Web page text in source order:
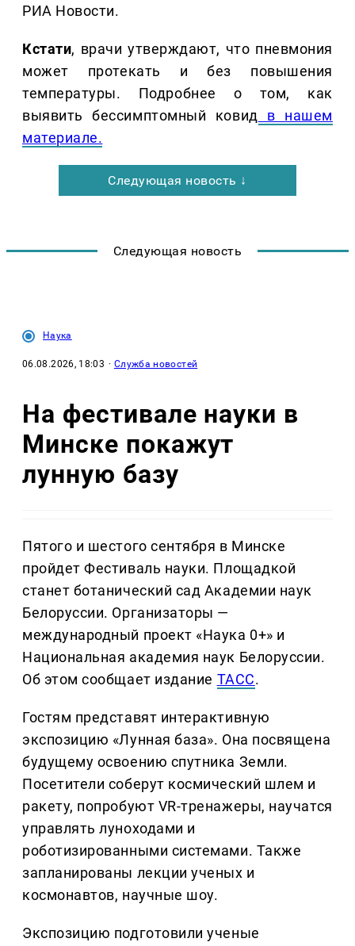
РИА Новости.
Кстати, врачи утверждают, что пневмония
может протекать и без повышения
температуры. Подробнее о том, как
выявить бессимптомный ковид в нашем
материале.
Следующая новость ↓
Следующая новость
Наука
06.08.2026, 18:03 · Служба новостей
На фестивале науки в
Минске покажут
лунную базу
Пятого и шестого сентября в Минске
пройдет Фестиваль науки. Площадкой
станет ботанический сад Академии наук
Белоруссии. Организаторы —
международный проект «Наука 0+» и
Национальная академия наук Белоруссии.
Об этом сообщает издание ТАСС.
Гостям представят интерактивную
экспозицию «Лунная база». Она посвящена
будущему освоению спутника Земли.
Посетители соберут космический шлем и
ракету, попробуют VR-тренажеры, научатся
управлять луноходами и
роботизированными системами. Также
запланированы лекции ученых и
космонавтов, научные шоу.
Экспозицию подготовили ученые